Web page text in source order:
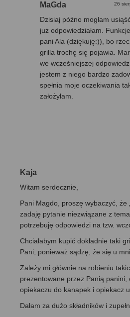
MaGda 26
Dzisiaj późno mogłam
już odpowiedziałam.
pani Ala (dziękuję:)), bo
grilla trochę się pojawia.
we wcześniejszej
jestem z niego bardzo
spełnia moje oczekiwania
założyłam.
Kaja
Witam serdecznie,
Pani Magdo, proszę wybaczyć, że
zadaję pytanie niezwiązane z
potrzebuję odpowiedzi na tzw.
Chciałabym kupić dokładnie taki
Pani, ponieważ sądzę, że się u
Zależy mi głównie na robieniu
prezentowane przez Panią panini,
opiekaczu do kanapek i opiekacz
Dałam za dużo składników i